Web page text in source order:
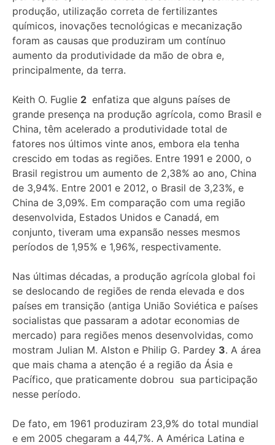
produção, utilização correta de fertilizantes
químicos, inovações tecnológicas e mecanização
foram as causas que produziram um contínuo
aumento da produtividade da mão de obra e,
principalmente, da terra.
Keith O. Fuglie 2 enfatiza que alguns países de
grande presença na produção agrícola, como Brasil e
China, têm acelerado a produtividade total de
fatores nos últimos vinte anos, embora ela tenha
crescido em todas as regiões. Entre 1991 e 2000, o
Brasil registrou um aumento de 2,38% ao ano, China
de 3,94%. Entre 2001 e 2012, o Brasil de 3,23%, e
China de 3,09%. Em comparação com uma região
desenvolvida, Estados Unidos e Canadá, em
conjunto, tiveram uma expansão nesses mesmos
períodos de 1,95% e 1,96%, respectivamente.
Nas últimas décadas, a produção agrícola global foi
se deslocando de regiões de renda elevada e dos
países em transição (antiga União Soviética e países
socialistas que passaram a adotar economias de
mercado) para regiões menos desenvolvidas, como
mostram Julian M. Alston e Philip G. Pardey 3. A área
que mais chama a atenção é a região da Ásia e
Pacífico, que praticamente dobrou sua participação
nesse período.
De fato, em 1961 produziram 23,9% do total mundial
e em 2005 chegaram a 44,7%. A América Latina e